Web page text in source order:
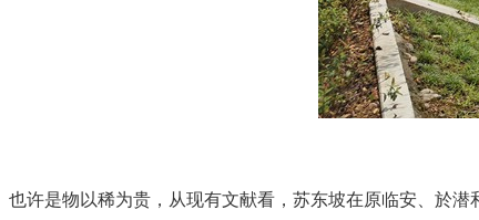
也许是物以稀为贵，从现有文献看，苏东坡在原临安、於